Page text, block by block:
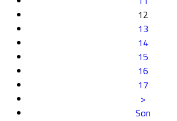
12
13
14
15
16
17
>
Son